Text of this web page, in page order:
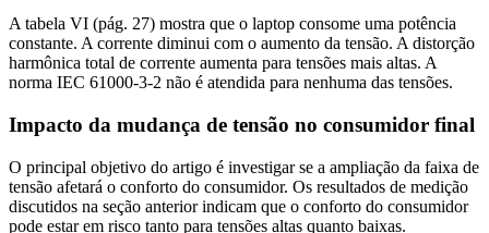
A tabela VI (pág. 27) mostra que o laptop consome uma potência
constante. A corrente diminui com o aumento da tensão. A distorção
harmônica total de corrente aumenta para tensões mais altas. A
norma IEC 61000-3-2 não é atendida para nenhuma das tensões.
Impacto da mudança de tensão no consumidor final
O principal objetivo do artigo é investigar se a ampliação da faixa de
tensão afetará o conforto do consumidor. Os resultados de medição
discutidos na seção anterior indicam que o conforto do consumidor
pode estar em risco tanto para tensões altas quanto baixas.